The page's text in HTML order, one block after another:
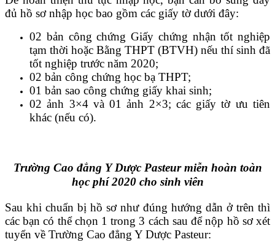
đủ hồ sơ nhập học bao gồm các giấy tờ dưới đây:
02 bản công chứng Giấy chứng nhận tốt nghiệp
tạm thời hoặc Bằng THPT (BTVH) nếu thí sinh đã
tốt nghiệp trước năm 2020;
02 bản công chứng học bạ THPT;
01 bản sao công chứng giấy khai sinh;
02 ảnh 3×4 và 01 ảnh 2×3; các giấy tờ ưu tiên
khác (nếu có).
Trường Cao đẳng Y Dược Pasteur miễn hoàn toàn
học phí 2020 cho sinh viên
Sau khi chuẩn bị hồ sơ như đúng hướng dẫn ở trên thì
các bạn có thể chọn 1 trong 3 cách sau để nộp hồ sơ xét
tuyển về Trường Cao đẳng Y Dược Pasteur: